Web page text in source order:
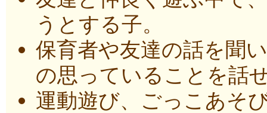
うとする子。
保育者や友達の話を聞
の思っていることを話
運動遊び、ごっこあそ